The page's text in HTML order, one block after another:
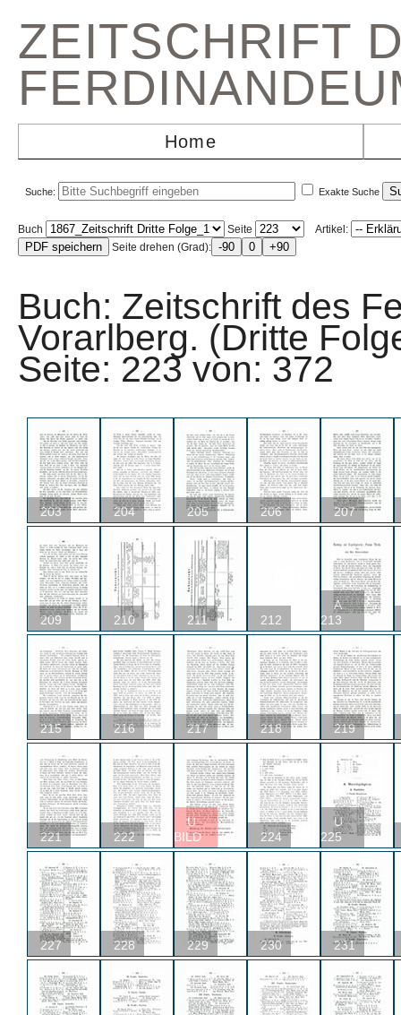
ZEITSCHRIFT
Home
Suche: Exakte Suche
Buch Seite
Artikel:
Seite drehen (Grad):
Buch: Zeitschrift des
Vorarlberg. (Dritte
Seite: 223 von:
203 204 205 206 207
209 210 211 212
A
213
215 216 217 218 219
221 222
U
BILD
224
U
225
227 228 229 230 231